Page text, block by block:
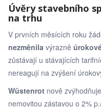
Úvěry stavebního
na trhu
V prvních měsících roku
nezměnila výrazně
zůstávají u stávajících
nereagují na zvýšení
Wüstenrot nově
nemovitou zástavou o 2%